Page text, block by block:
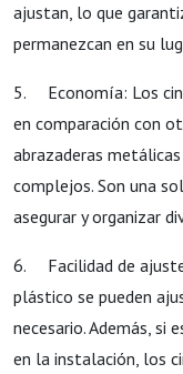
ajustan, lo que
permanezcan en su
5. Economía: Los
en comparación con
abrazaderas
complejos. Son una
asegurar y organizar
6. Facilidad de ajuste
plástico se pueden
necesario. Además, si
en la instalación, los